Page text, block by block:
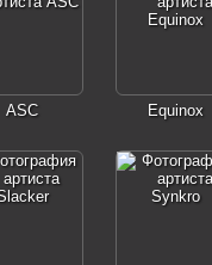
ASC Equinox